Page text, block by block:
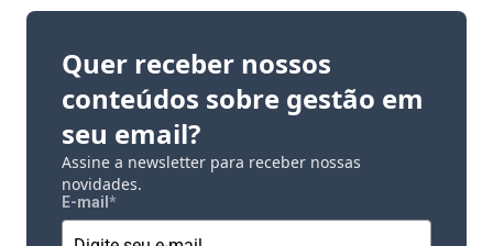
Quer receber nossos
conteúdos sobre gestão em
seu email?
Assine a newsletter para receber nossas
novidades.
E-mail *